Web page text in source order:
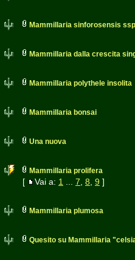
Mammillaria sinforosensis
Mammillaria dalla crescita
Mammillaria polythele insolita
Mammillaria bonsai
Una nuova
Mammillaria prolifera
[ Vai a: 1 7 8 9]
Mammillaria plumosa
Quesito su Mammillaria